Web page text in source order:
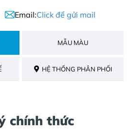
Email:Click để gửi mail
MẪU MÀU
HỆ THỐNG PHÂN PHỐI
chính thức